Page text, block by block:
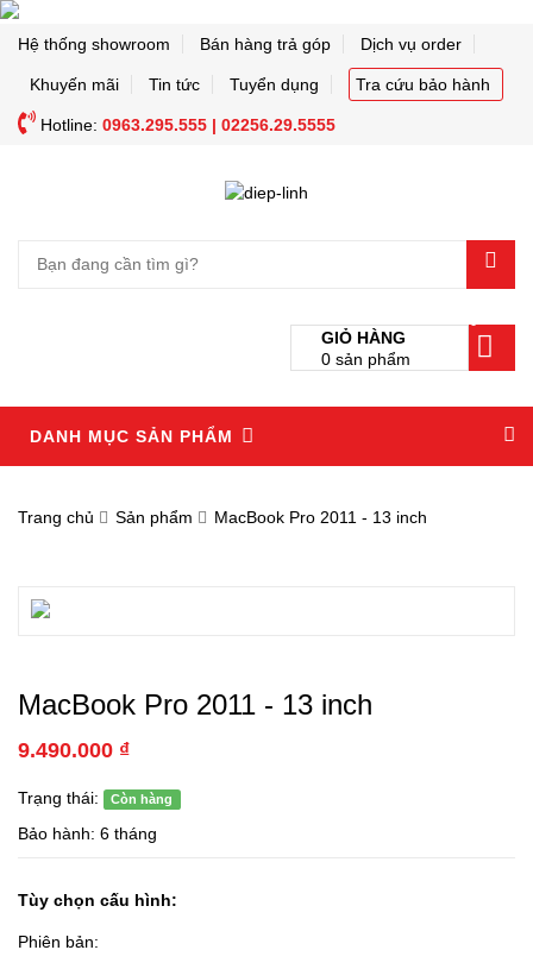
Hệ thống showroom Bán hàng trả góp Dịch vụ order
Khuyến mãi Tin tức Tuyển dụng Tra cứu bảo hành
Hotline: 0963.295.555 | 02256.29.5555
GIỎ HÀNG
0 sản phẩm
DANH MỤC SẢN PHẨM
Trang chủ Sản phẩm MacBook Pro 2011 - 13 inch
MacBook Pro 2011 - 13 inch
9.490.000 ₫
Trạng thái: Còn hàng
Bảo hành: 6 tháng
Tùy chọn cấu hình:
Phiên bản: